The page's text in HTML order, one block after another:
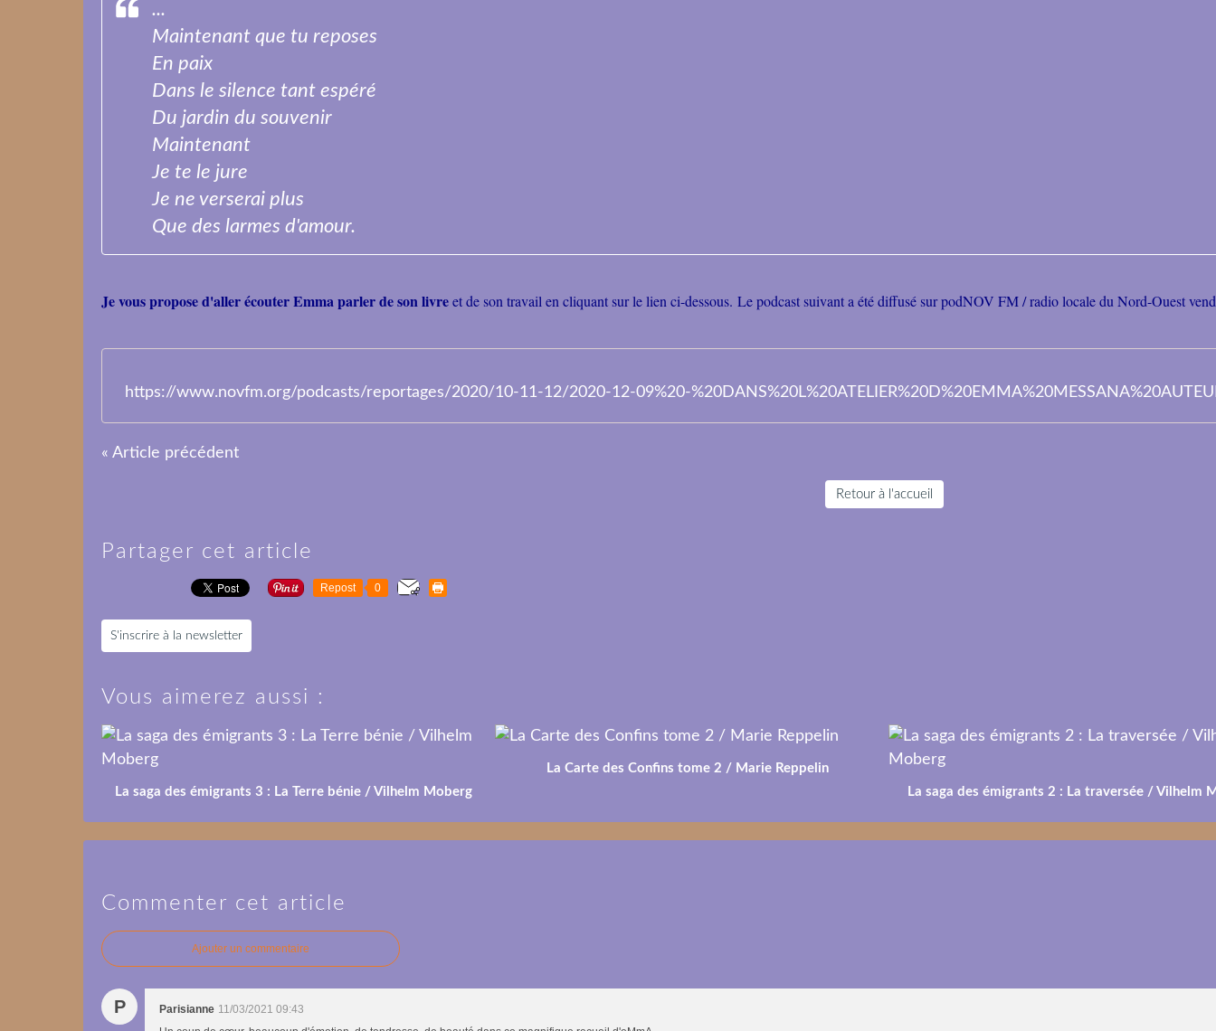
...
Maintenant que tu reposes
En paix
Dans le silence tant espéré
Du jardin du souvenir
Maintenant
Je te le jure
Je ne verserai plus
Que des larmes d'amour.
Je vous propose d'aller écouter Emma parler de son livreet de son travail en cliquant sur le lien ci-dessous. Le podcast suivant a été diffusé sur podNOV FM / radio locale du Nord-Ouest
https://www.novfm.org/podcasts/reportages/2020/10-11-12/2020-12-09%20-
« Article précédent
Retour à l'accueil
Partager cet article
Repost 0
S'inscrire à la newsletter
Vous aimerez aussi :
La saga des émigrants 3 : La Terre bénie / Vilhelm Moberg
La Carte des Confins tome 2 / Marie Reppelin
La saga des émigrants 2 : La traversée / Vilhelm
Commenter cet article
Ajouter un commentaire
P Parisianne 11/03/2021 09:43